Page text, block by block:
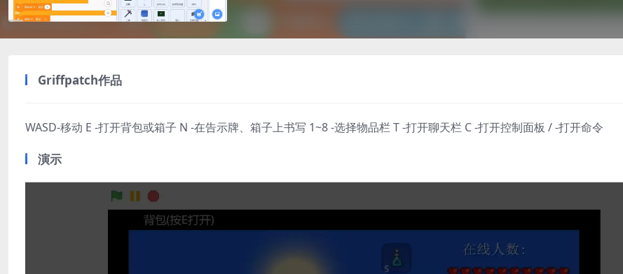
Griffpatch作品
WASD-移动 E -打开背包或箱子 N -在告示牌、箱子上书写 1~8 -选择物品栏 T -打开聊天栏 C -打开控制面板 / -打开命令
演示